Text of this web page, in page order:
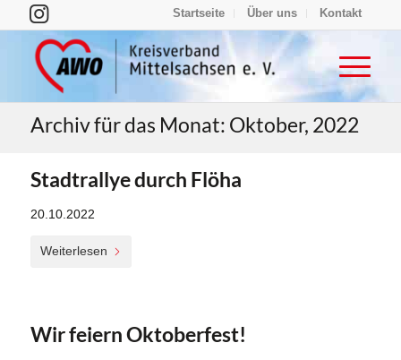
Startseite Über uns Kontakt
Archiv für das Monat: Oktober, 2022
Stadtrallye durch Flöha
20.10.2022
Weiterlesen
Wir feiern Oktoberfest!